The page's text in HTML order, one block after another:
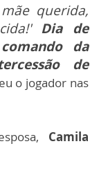
querida,
Dia de
da
de
o jogador nas
Camila